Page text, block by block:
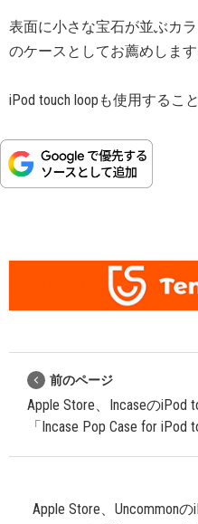
表面に小さな宝石が並ぶカ
のケースとしてお薦めします
iPod touch loopも使用するこ
前のページ
Apple Store、IncaseのiPod
「Incase Pop Case for
Apple Store、Uncommon